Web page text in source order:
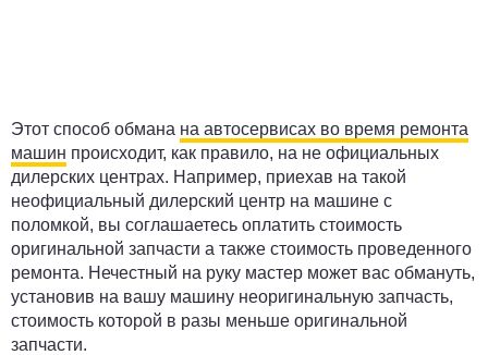
Этот способ обмана на автосервисах во время ремонта
машин происходит, как правило, на не официальных
дилерских центрах. Например, приехав на такой
неофициальный дилерский центр на машине с
поломкой, вы соглашаетесь оплатить стоимость
оригинальной запчасти а также стоимость проведенного
ремонта. Нечестный на руку мастер может вас обмануть,
установив на вашу машину неоригинальную запчасть,
стоимость которой в разы меньше оригинальной
запчасти.